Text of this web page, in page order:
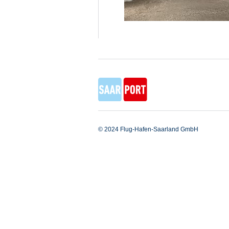
© 2024 Flug-Hafen-Saarland GmbH